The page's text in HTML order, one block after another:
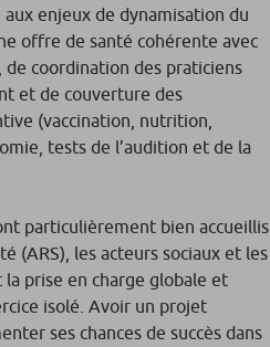
enjeux de dynamisation du
offre de santé cohérente avec
coordination des praticiens
et de couverture des
(vaccination, nutrition,
tests de l’audition et de la
particulièrement bien accueillis
(ARS), les acteurs sociaux et les
prise en charge globale et
isolé. Avoir un projet
ses chances de succès dans